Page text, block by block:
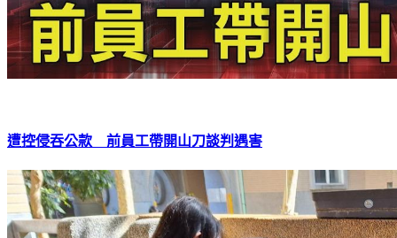
遭控侵吞公款 前員工帶開山刀談判遇害